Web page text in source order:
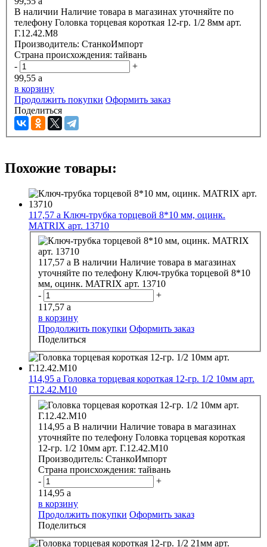
В наличии Наличие товара в магазинах уточняйте по
телефону Головка торцевая короткая 12-гр. 1/2 8мм арт.
Г.12.42.М8
Производитель: СтанкоИмпорт
Страна происхождения: тайвань
-
+
99,55 a
в корзину
Продолжить покупки Оформить заказ
Поделиться
Похожие товары:
117,57 a Ключ-трубка торцевой 8*10 мм, оцинк.
MATRIX арт. 13710
117,57 a В наличии Наличие товара в магазинах
уточняйте по телефону Ключ-трубка торцевой 8*10
мм, оцинк. MATRIX арт. 13710
-
+
117,57 a
в корзину
Продолжить покупки Оформить заказ
Поделиться
114,95 a Головка торцевая короткая 12-гр. 1/2 10мм арт.
Г.12.42.М10
114,95 a В наличии Наличие товара в магазинах
уточняйте по телефону Головка торцевая короткая
12-гр. 1/2 10мм арт. Г.12.42.М10
Производитель: СтанкоИмпорт
Страна происхождения: тайвань
-
+
114,95 a
в корзину
Продолжить покупки Оформить заказ
Поделиться